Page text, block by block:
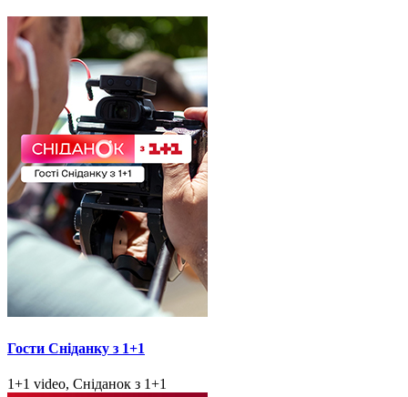
Гости Сніданку з 1+1
1+1 video, Сніданок з 1+1